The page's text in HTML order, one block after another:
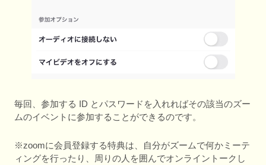
毎回、参加する ID とパスワードを入れればその該当のズー
ムのイベントに参加することができるのです。
※zoomに会員登録する特典は、自分がズームで何かミーテ
ィングを行ったり、周りの人を囲んでオンライントークし